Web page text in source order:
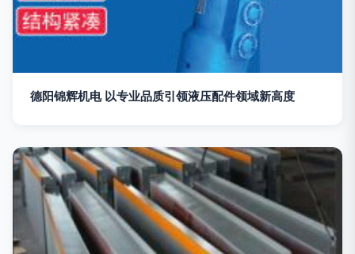
德阳锦辉机电 以专业品质引领液压配件领域新高度